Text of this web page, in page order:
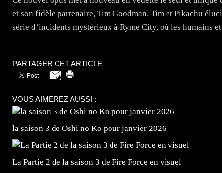
et son fidèle partenaire, Tim Goodman. Tim et Pikachu
série d’incidents mystérieux à Ryme City, où les humains
PARTAGER CET ARTICLE
VOUS AIMEREZ AUSSI :
la saison 3 de Oshi no Ko pour janvier 2026
La Partie 2 de la saison 3 de Fire Force en visuel